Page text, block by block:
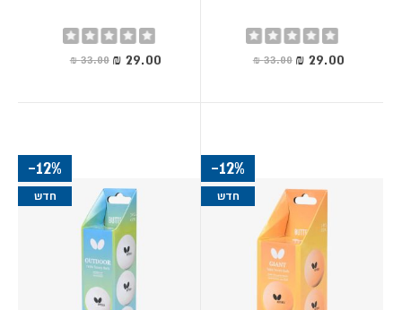
Rating:
0%
‏33.00 ₪ מחיר
מיוחד
Rating:
0%
‏33.00 ₪ מחיר
מיוחד
-12%
חדש
-12%
חדש